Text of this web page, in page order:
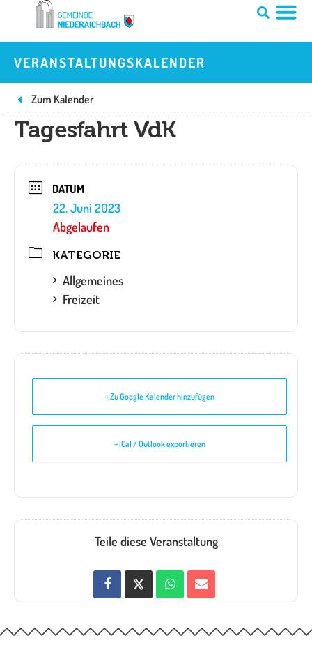
springen
VERANSTALTUNGSKALENDER
Zum Kalender
Tagesfahrt VdK
DATUM
22. Juni 2023
Abgelaufen
KATEGORIE
Allgemeines
Freizeit
+ Zu Google Kalender hinzufügen
+ iCal / Outlook exportieren
Teile diese Veranstaltung